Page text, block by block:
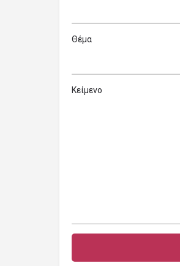
Θέμα
Κείμενο